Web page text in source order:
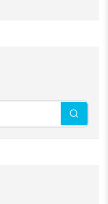
Pesquisar